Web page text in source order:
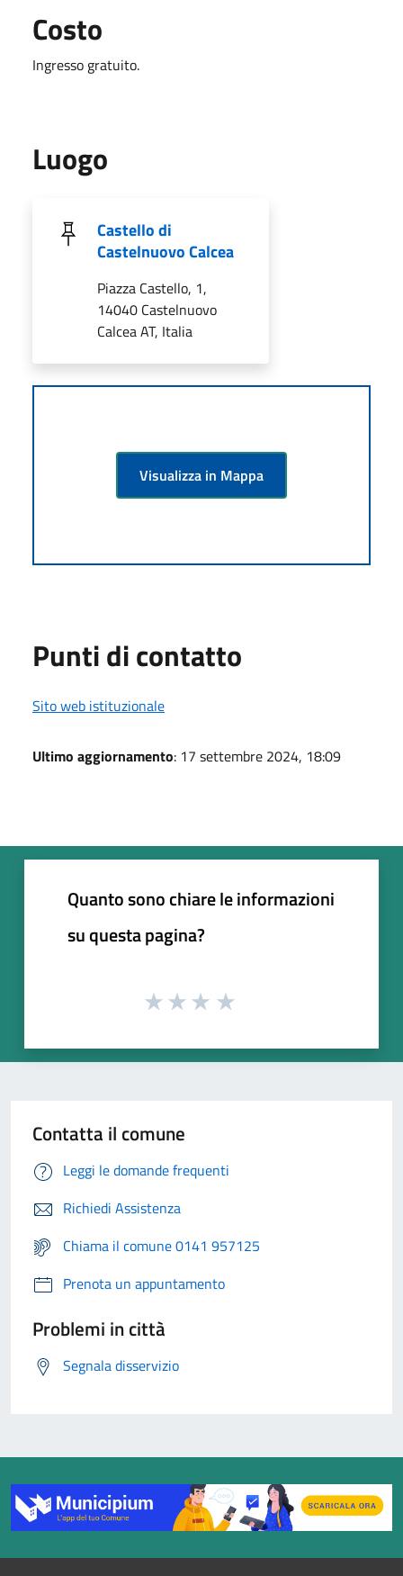
Costo
Ingresso gratuito.
Luogo
Castello di
Castelnuovo Calcea
Piazza Castello, 1,
14040 Castelnuovo
Calcea AT, Italia
Visualizza in Mappa
Punti di contatto
Sito web istituzionale
Ultimo aggiornamento: 17 settembre 2024, 18:09
Quanto sono chiare le informazioni
su questa pagina?
Contatta il comune
Leggi le domande frequenti
Richiedi Assistenza
Chiama il comune 0141 957125
Prenota un appuntamento
Problemi in città
Segnala disservizio